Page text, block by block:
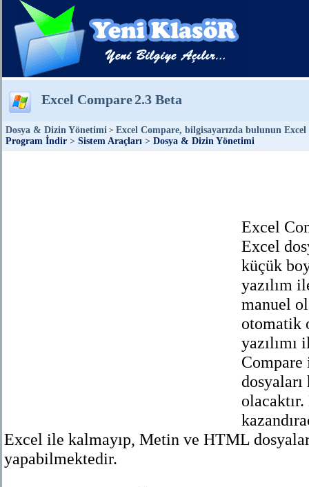
Excel Compare2.3 Beta
Dosya & Dizin Yönetimi > Excel Compare, bilgisayarızda bulunun
Program İndir > Sistem Araçları > Dosya & Dizin Yönetimi
Excel
Excel
küçük
yazılım
manuel
otomatik
Compare
Excel ile kalmayıp, Metin ve HTML
yapabilmektedir.